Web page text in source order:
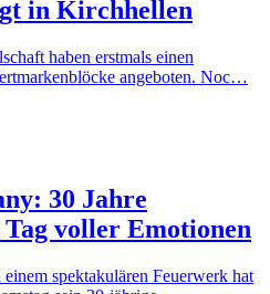
in Kirchhellen
haben erstmals einen
angeboten. Noc…
30 Jahre
voller Emotionen
spektakulären Feuerwerk hat